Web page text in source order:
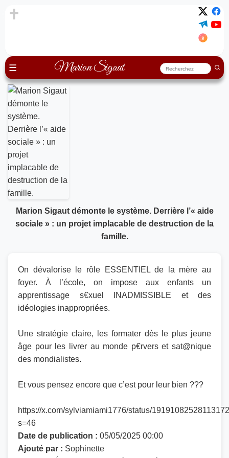
☰ Marion Sigaut
Marion Sigaut démonte le système. Derrière l’« aide
sociale » : un projet implacable de destruction de la
famille.
On dévalorise le rôle ESSENTIEL de la mère au
foyer. À l’école, on impose aux enfants un
apprentissage s€xuel INADMISSIBLE et des
idéologies inappropriées.
Une stratégie claire, les formater dès le plus jeune
âge pour les livrer au monde p€rvers et sat@nique
des mondialistes.
Et vous pensez encore que c’est pour leur bien ???
https://x.com/sylviamiami1776/status/
s=46
Date de publication : 05/05/2025 00:00
Ajouté par : Sophinette